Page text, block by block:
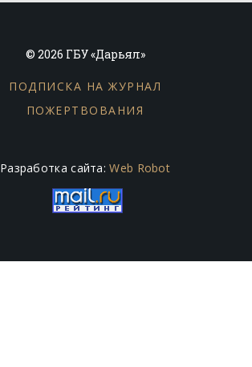
© 2026 ГБУ «Дарьял»
ПОДПИСКА НА ЖУРНАЛ
ПОЖЕРТВОВАНИЯ
Разработка сайта:Web Robot